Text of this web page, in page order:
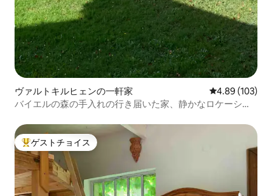
ヴァルトキルヒェンの一軒家 レビュー103
4.89 (103)
バイエルの森の手入れの行き届いた家、静かなロケーショ
大好評のゲストチョイスです。
ゲストチョイス